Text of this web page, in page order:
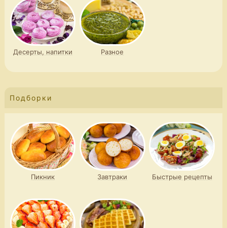
Десерты, напитки Разное
Подборки
Пикник Завтраки Быстрые рецепты